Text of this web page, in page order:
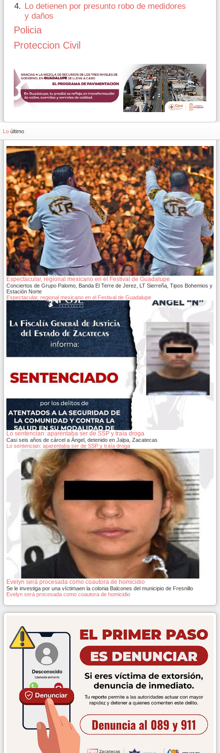
Lo detienen por presunto robo de medidores
y daños
Policia
Proteccion Civil
Lo último
Espectacular, regional mexicano en el Festival de Guadalupe
Conciertos de Grupo Palomo, Banda El Terre de Jerez, LT Sierreña, Tipos Bohemios y
Estación Norte
Espectacular, regional mexicano en el Festival de Guadalupe
Lo sentencian: aparentaba ser de SSP y traía droga
Casi seis años de cárcel a Ángel, detenido en Jalpa, Zacatecas
Lo sentencian: aparentaba ser de SSP y traía droga
Evelyn será procesada como coautora de homicidio
Se le investiga por una víctimaen la colonia Balcones del municipio de Fresnillo
Evelyn será procesada como coautora de homicidio